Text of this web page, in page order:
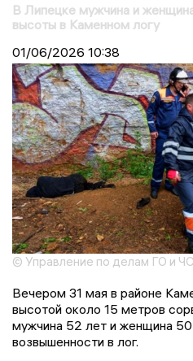
В Липецке мужчина и
высоты в Каменном логу
01/06/2026 10:38
© Управление по делам ГО и ЧС
Вечером 31 мая в районе
высотой около 15 метров
мужчина 52 лет и женщина 50
возвышенности в лог.